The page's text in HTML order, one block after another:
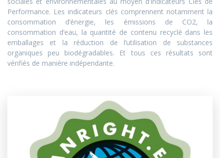
Performance. Les indicateurs clés comprennent notamment la
consommation d’énergie, les émissions de CO2, la
consommation d’eau, la quantité de contenu recyclé dans les
emballages et la réduction de l’utilisation de substances
organiques peu biodégradables. Et tous ces résultats sont
vérifiés de manière indépendante.